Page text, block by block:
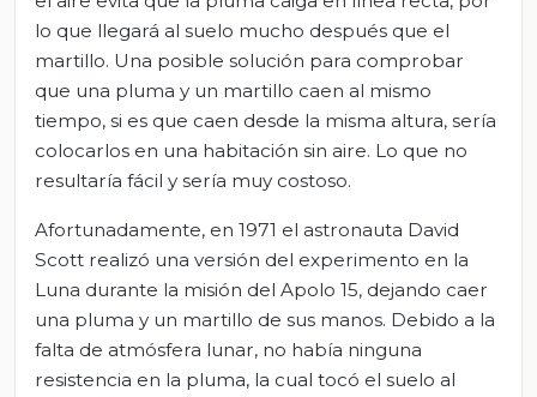
lo que llegará al suelo mucho después que el
martillo. Una posible solución para comprobar
que una pluma y un martillo caen al mismo
tiempo, si es que caen desde la misma altura, sería
colocarlos en una habitación sin aire. Lo que no
resultaría fácil y sería muy costoso.
Afortunadamente, en 1971 el astronauta David
Scott realizó una versión del experimento en la
Luna durante la misión del Apolo 15, dejando caer
una pluma y un martillo de sus manos. Debido a la
falta de atmósfera lunar, no había ninguna
resistencia en la pluma, la cual tocó el suelo al